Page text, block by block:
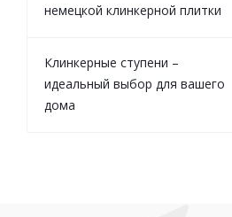
немецкой клинкерной плитки
Клинкерные ступени –
идеальный выбор для вашего
дома